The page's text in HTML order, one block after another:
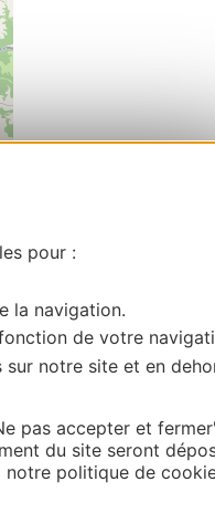
pour :
la navigation.
de votre
notre site et en
pas accepter et
du site seront
politique de
Inscrivez-
Occitanie